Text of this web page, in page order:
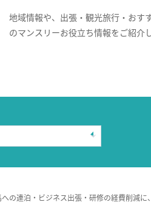
地域情報や、出張・観光旅行・おす
のマンスリーお役立ち情報をご紹介し
の連泊・ビジネス出張・研修の経費削減に